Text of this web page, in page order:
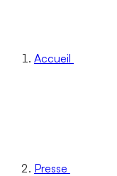
Accueil
Presse